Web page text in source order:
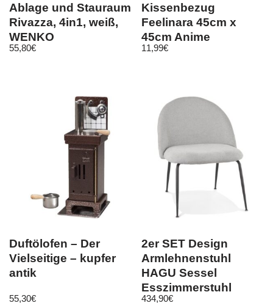
Ablage und Stauraum
Rivazza, 4in1, weiß,
WENKO
55,80€
Kissenbezug
Feelinara 45cm x
45cm Anime
Pokemon Kissen
11,99€
Duftölofen – Der
Vielseitige – kupfer
antik
55,30€
2er SET Design
Armlehnenstuhl
HAGU Sessel
Esszimmerstuhl
434,90€